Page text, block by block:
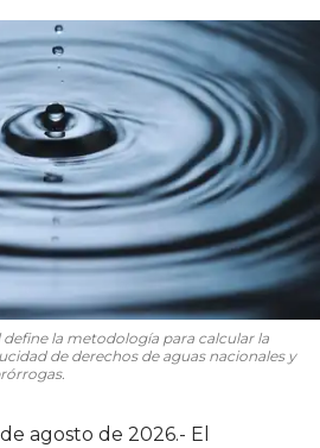
la metodología para calcular la
de derechos de aguas nacionales y
agosto de 2026.- El